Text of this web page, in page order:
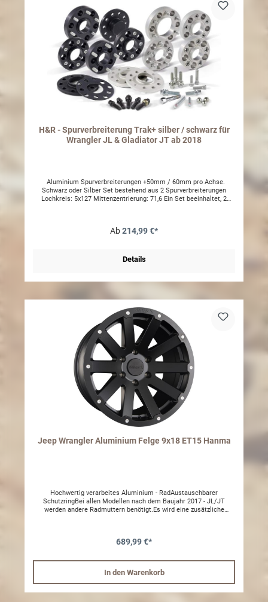
(U=2500 mm)315 / 70 R17 – (U=2665 mm) nur i.V. mit
Fahrwerkshöherlegung, keine zusätzliche Radabdeckung
notwendig33 x 12,50 R17 – (U=2520 mm) keine zusätzliche
Radabdeckung notwendig35 x 12,50 R17 – (U=2675 mm) nur i.V.
mit Fahrwerkshöherlegung, keine zusätzliche Radabdeckung
notwendigACHTUNG: Bei Fahrzeugen die werksseitig mit 18'' Felgen
ausgeliefert wurden muss ggf. beim TÜV eine Kopie der COC
Papiere vorgelegt werden in denen eine 17'' Variante eingetragen ist,
oder ggf. eine Herstellerbescheinigung das auf diesem Fahrzeug
17'' Felgen montiert werden können (z.B. für Winterräder,etc.). Bei
Bestellung bitte eine Kopie des Fahrzeugscheins übersenden
(support@allrad-schmitt.com)
H&R - Spurverbreiterung Trak+ silber / schwarz für
Wrangler JL & Gladiator JT ab 2018
Aluminium Spurverbreiterungen +50mm / 60mm pro Achse.
Schwarz oder Silber Set bestehend aus 2 Spurverbreiterungen
Lochkreis: 5x127 Mittenzentrierung: 71,6 Ein Set beeinhaltet, 2
Ab214,99 €*
Details
Jeep Wrangler Aluminium Felge 9x18 ET15 Hanma
Hochwertig verarbeites Aluminium - RadAustauschbarer
SchutzringBei allen Modellen nach dem Baujahr 2017 - JL/JT
werden andere Radmuttern benötigt.Es wird eine zusätzliche
R 18 305/60 R 1833 x 12,50 R 18 35 x 12,50 R 18
689,99 €*
In den Warenkorb